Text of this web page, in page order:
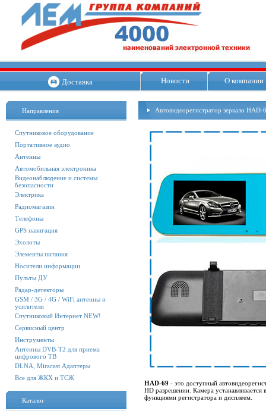
Доставка Новости О компании
Направления
Спутниковое оборудование
Портативное аудио
Антенны
Автомобильная электроника
Видеонаблюдение и системы
безопасности
Электрика
Радиомагазин
Телефоны
GPS навигация
Эхолоты
Элементы питания
Носители информации
Пульты ДУ
Радар-детекторы
GSM / 3G / 4G / WiFi антенны и
усилители
Спутниковый Интернет NEW!
Сервисный центр
Инструменты
Антенны DVB-T2 для приема
цифрового ТВ
DLNA, Miracast Адаптеры
Все для ЖКХ и ТСЖ
Каталог
Автовидеорегистратор зеркало
HAD-69 - это доступный
HD разрешении. Камера устанавливается
функциями регистратора и дисплеем.